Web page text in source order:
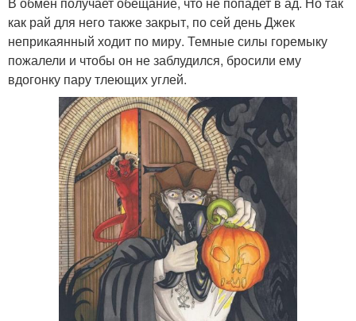
как рай для него также закрыт, по сей день Джек
неприкаянный ходит по миру. Темные силы горемыку
пожалели и чтобы он не заблудился, бросили ему
вдогонку пару тлеющих углей.